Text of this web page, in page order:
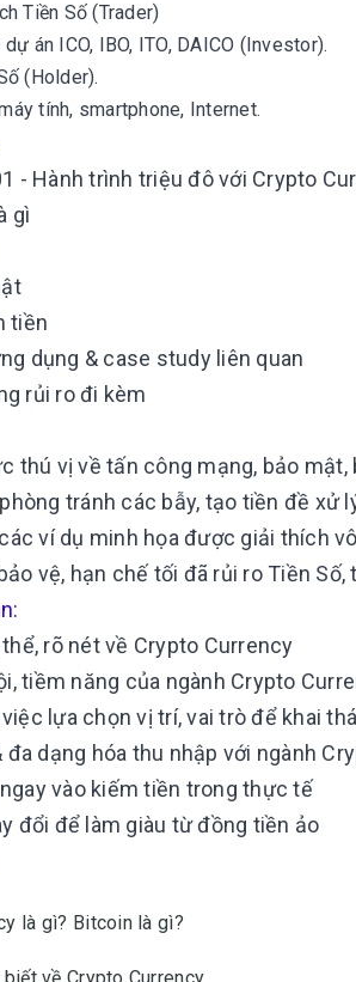
Tiền Số (Trader)
án ICO, IBO, ITO, DAICO (Investor).
(Holder).
tính, smartphone, Internet.
- Hành trình triệu đô với Crypto
gì
tiền
dụng & case study liên quan
rủi ro đi kèm
thú vị về tấn công mạng, bảo mật,
tránh các bẫy, tạo tiền đề xử
ví dụ minh họa được giải thích
vệ, hạn chế tối đã rủi ro Tiền Số,
rõ nét về Crypto Currency
tiềm năng của ngành Crypto
lựa chọn vị trí, vai trò để khai
dạng hóa thu nhập với ngành
vào kiếm tiền trong thực tế
đổi để làm giàu từ đồng tiền ảo
là gì? Bitcoin là gì?